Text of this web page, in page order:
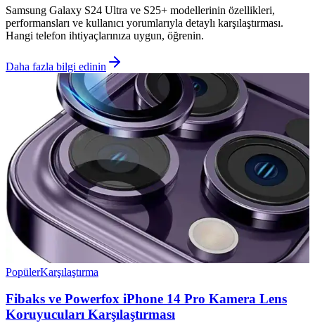
Samsung Galaxy S24 Ultra ve S25+ modellerinin özellikleri,
performansları ve kullanıcı yorumlarıyla detaylı karşılaştırması.
Hangi telefon ihtiyaçlarınıza uygun, öğrenin.
Daha fazla bilgi edinin
PopülerKarşılaştırma
Fibaks ve Powerfox iPhone 14 Pro Kamera Lens
Koruyucuları Karşılaştırması